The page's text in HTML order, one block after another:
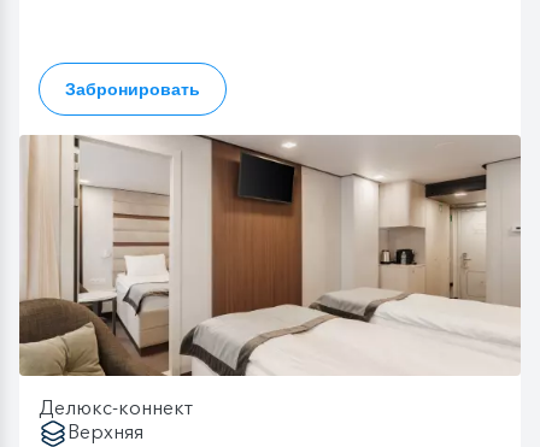
Забронировать
Делюкс-коннект
Верхняя